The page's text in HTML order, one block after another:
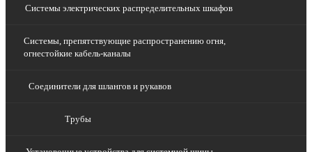
Системы электрических распределительных шкафов
Системы, препятствующие распространению огня,
огнестойкие кабель-каналы
Соединители для шлангов и рукавов
Трубы